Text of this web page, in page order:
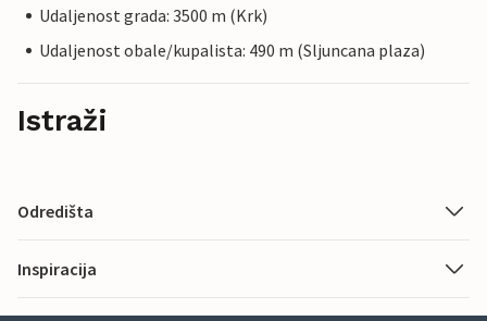
Udaljenost grada: 3500 m (Krk)
Udaljenost obale/kupalista: 490 m (Sljuncana plaza)
Istraži
Odredišta
Inspiracija